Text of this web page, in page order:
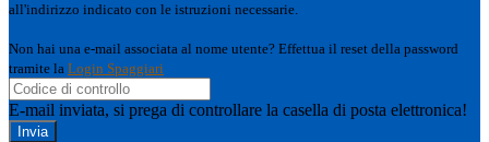
all'indirizzo indicato con le istruzioni necessarie.
Non hai una e-mail associata al nome utente? Effettua il reset della password
tramite la Login Spaggiari
E-mail inviata, si prega di controllare la casella di posta elettronica!